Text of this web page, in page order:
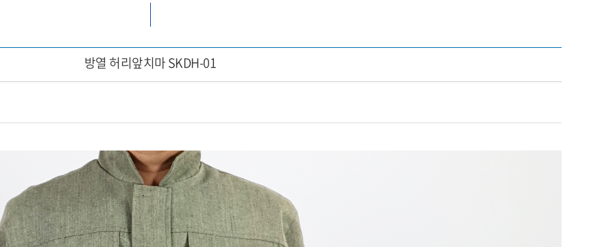
방열 허리앞치마 SKDH-01